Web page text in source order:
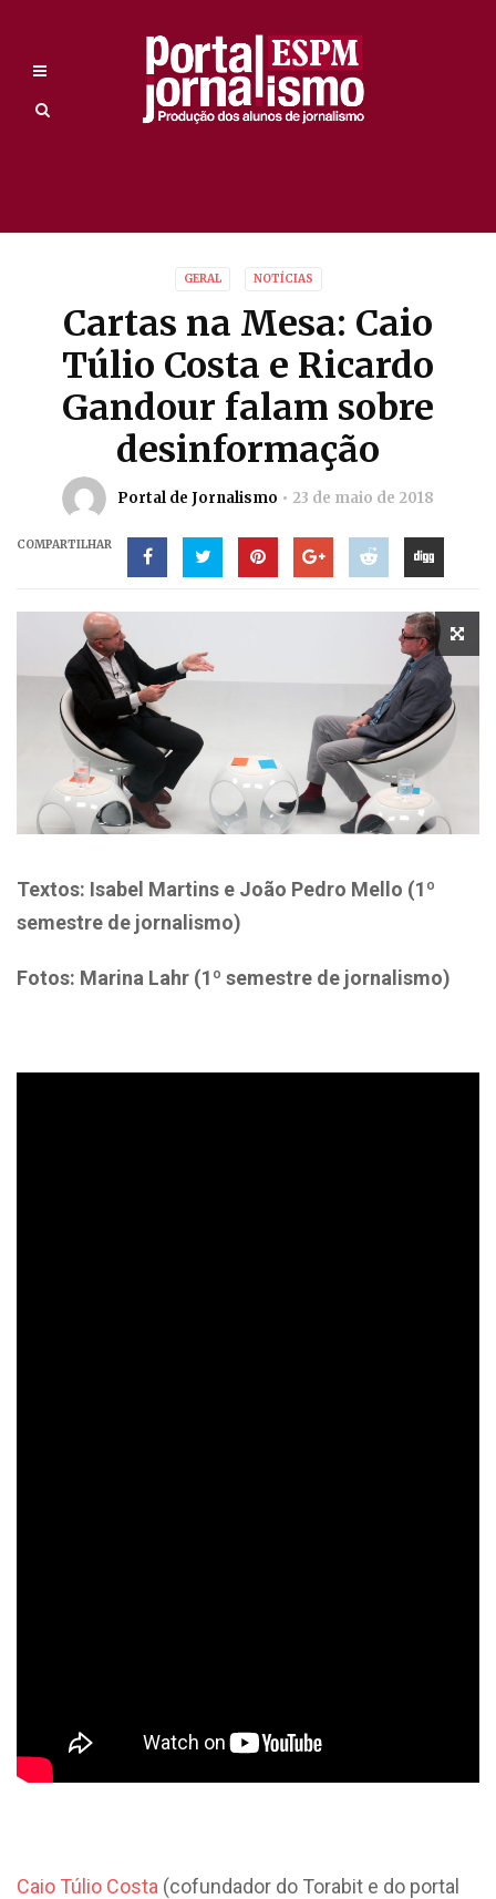
GERAL NOTÍCIAS
Cartas na Mesa: Caio
Túlio Costa e Ricardo
Gandour falam sobre
desinformação
Portal de Jornalismo 23 de maio de 2018
COMPARTILHAR
Textos: Isabel Martins e João Pedro Mello (1º
semestre de jornalismo)
Fotos: Marina Lahr (1º semestre de jornalismo)
Caio Túlio Costa (cofundador do Torabit e do portal